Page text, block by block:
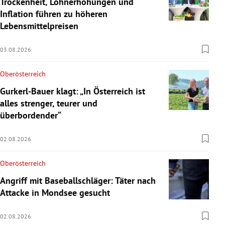
Inflation führen zu höheren
Lebensmittelpreisen
03.08.2026
Oberösterreich
Gurkerl-Bauer klagt: „In Österreich ist
alles strenger, teurer und
überbordender“
02.08.2026
Oberösterreich
Angriff mit Baseballschläger: Täter nach
Attacke in Mondsee gesucht
02.08.2026